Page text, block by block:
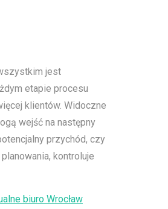
jest
etapie procesu
klientów. Widoczne
wejść na następny
przychód, czy
kontroluje
biuro Wrocław